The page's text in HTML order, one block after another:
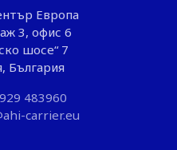
Европа
3, офис 6
шосе“ 7
България
483960
carrier.eu